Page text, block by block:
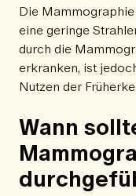
Die
eine geringe
durch die
erkranken, ist
Nutzen der
Wann